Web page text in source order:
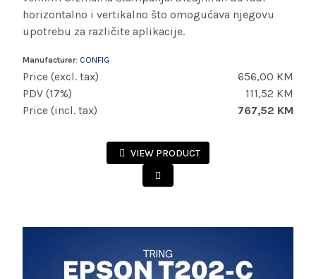
horizontalno i vertikalno što omogućava njegovu
upotrebu za različite aplikacije.
Manufacturer: CONFIG
Price (excl. tax)
656,00 KM
PDV (17%)
111,52 KM
Price (incl. tax)
767,52 KM
VIEW PRODUCT